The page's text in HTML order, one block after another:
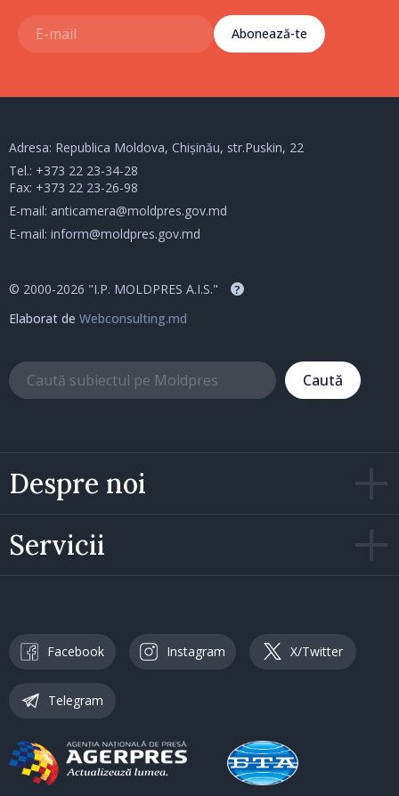
Abonează-te
Despre noi
Servicii
Adresa: Republica Moldova, Chișinău, str.Puskin, 22
Tel.: +373 22 23-34-28
Fax: +373 22 23-26-98
E-mail: anticamera@moldpres.gov.md
E-mail: inform@moldpres.gov.md
© 2000-2026 "I.P. MOLDPRES A.I.S." ?
Elaborat de Webconsulting.md
Caută
Facebook Instagram X/Twitter
Telegram